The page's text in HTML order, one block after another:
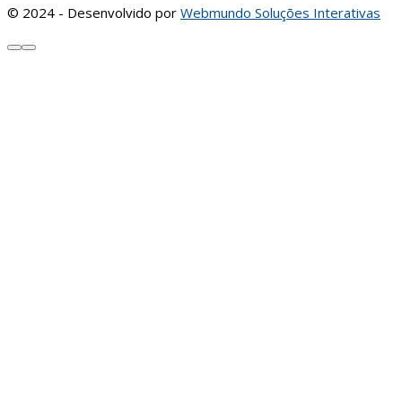
© 2024 - Desenvolvido por Webmundo Soluções Interativas